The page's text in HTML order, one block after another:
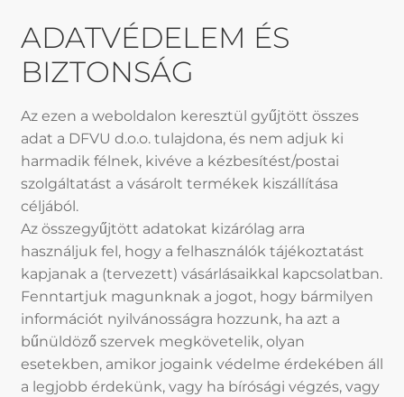
ADATVÉDELEM ÉS
BIZTONSÁG
Az ezen a weboldalon keresztül gyűjtött összes
adat a DFVU d.o.o. tulajdona, és nem adjuk ki
harmadik félnek, kivéve a kézbesítést/postai
szolgáltatást a vásárolt termékek kiszállítása
céljából.
Az összegyűjtött adatokat kizárólag arra
használjuk fel, hogy a felhasználók tájékoztatást
kapjanak a (tervezett) vásárlásaikkal kapcsolatban.
Fenntartjuk magunknak a jogot, hogy bármilyen
információt nyilvánosságra hozzunk, ha azt a
bűnüldöző szervek megkövetelik, olyan
esetekben, amikor jogaink védelme érdekében áll
a legjobb érdekünk, vagy ha bírósági végzés, vagy